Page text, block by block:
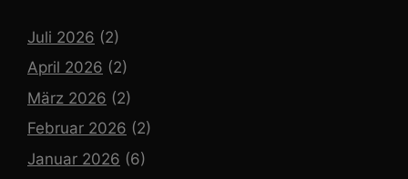
Juli 2026 (2)
April 2026 (2)
März 2026 (2)
Februar 2026 (2)
Januar 2026 (6)